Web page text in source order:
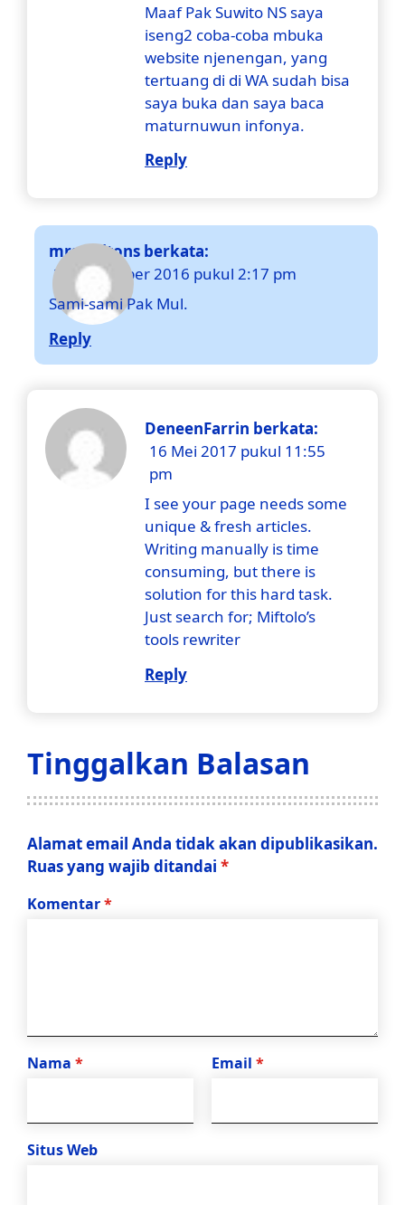
Maaf Pak Suwito NS saya
iseng2 coba-coba mbuka
website njenengan, yang
tertuang di di WA sudah bisa
saya buka dan saya baca
maturnuwun infonya.
Reply
mrsuwitons berkata:
28 Desember 2016 pukul 2:17 pm
Sami-sami Pak Mul.
Reply
DeneenFarrin berkata:
16 Mei 2017 pukul 11:55
pm
I see your page needs some
unique & fresh articles.
Writing manually is time
consuming, but there is
solution for this hard task.
Just search for; Miftolo’s
tools rewriter
Reply
Tinggalkan Balasan
Alamat email Anda tidak akan dipublikasikan.
Ruas yang wajib ditandai *
Komentar*
Nama * Email *
Situs Web